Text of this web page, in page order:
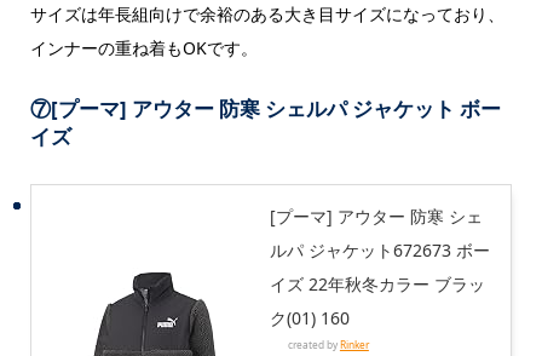
サイズは年長組向けで余裕のある大き目サイズになっており、
インナーの重ね着もOKです。
⑦[プーマ] アウター 防寒 シェルパ ジャケット ボー
イズ
[プーマ] アウター 防寒 シェ
ルパ ジャケット672673 ボー
イズ 22年秋冬カラー ブラッ
ク(01) 160
created byRinker